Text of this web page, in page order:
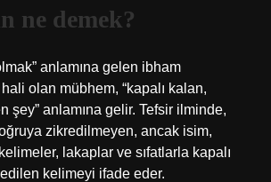
ne demek?
anlamına gelen ibham
olan mübhem, “kapalı kalan,
şey” anlamına gelir. Tefsir ilminde,
zikredilmeyen, ancak isim,
kelimeler, lakaplar ve sıfatlarla kapalı
kelimeyi ifade eder.